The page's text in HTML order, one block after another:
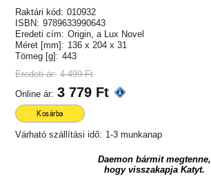
Raktári kód: 010932
ISBN: 9789633990643
Eredeti cím: Origin, a Lux Novel
Méret [mm]: 136 x 204 x 31
Tömeg [g]: 443
Eredeti ár: 4 499 Ft
Online ár: 3 779 Ft
Kosárba
Várható szállítási idő: 1-3 munkanap
Daemon bármit megtenne,
hogy visszakapja Katyt.